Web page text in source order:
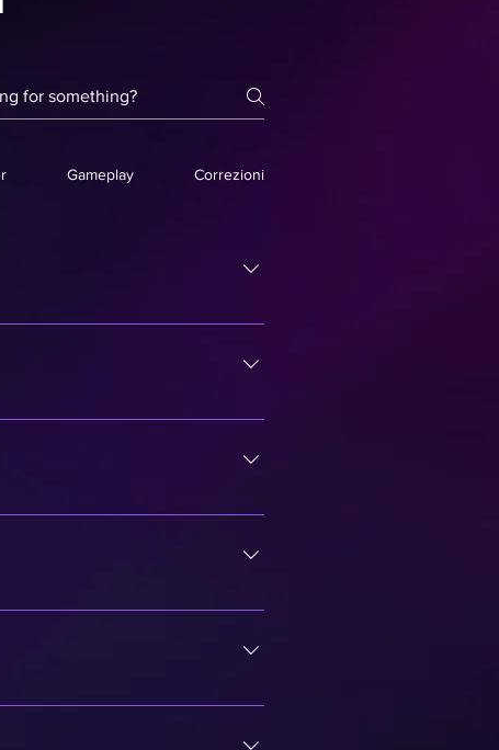
Gameplay Correzioni generali
Se hai dubbi o vorresti
ogni carta sia nel Main che
giocata.Dovrete comunque
testo:Carte specifiche
almeno uno dei punti.Magie,
da terreno, mano, cimitero